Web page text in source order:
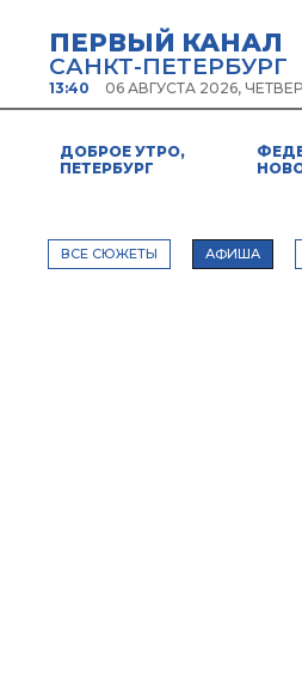
ПЕРВЫЙ КАНАЛ
САНКТ-ПЕТЕРБУРГ
13:40 06 АВГУСТА 2026,
ДОБРОЕ УТРО,
ПЕТЕРБУРГ
ВСЕ СЮЖЕТЫ АФИША